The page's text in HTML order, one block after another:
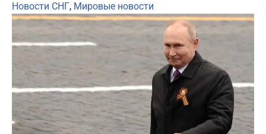
Новости СНГ, Мировые новости